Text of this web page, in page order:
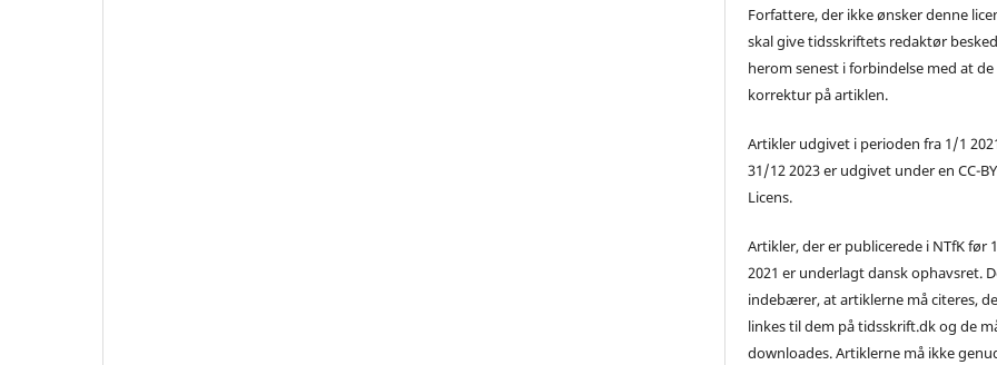
Forfattere, der ikke ønsker denne
skal give tidsskriftets redaktør besked
herom senest i forbindelse med at
korrektur på artiklen.
Artikler udgivet i perioden fra 1/1
31/12 2023 er udgivet under en CC-
Licens.
Artikler, der er publicerede i NTfK før
2021 er underlagt dansk ophavsret.
indebærer, at artiklerne må citeres,
linkes til dem på tidsskrift.dk og de
downloades. Artiklerne må ikke